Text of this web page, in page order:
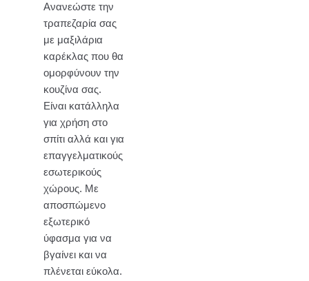
Ανανεώστε την
τραπεζαρία σας
με μαξιλάρια
καρέκλας που θα
ομορφύνουν την
κουζίνα σας.
Είναι κατάλληλα
για χρήση στο
σπίτι αλλά και για
επαγγελματικούς
εσωτερικούς
χώρους. Με
αποσπώμενο
εξωτερικό
ύφασμα για να
βγαίνει και να
πλένεται εύκολα.